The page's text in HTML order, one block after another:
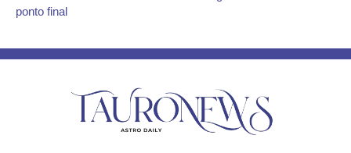
ponto final